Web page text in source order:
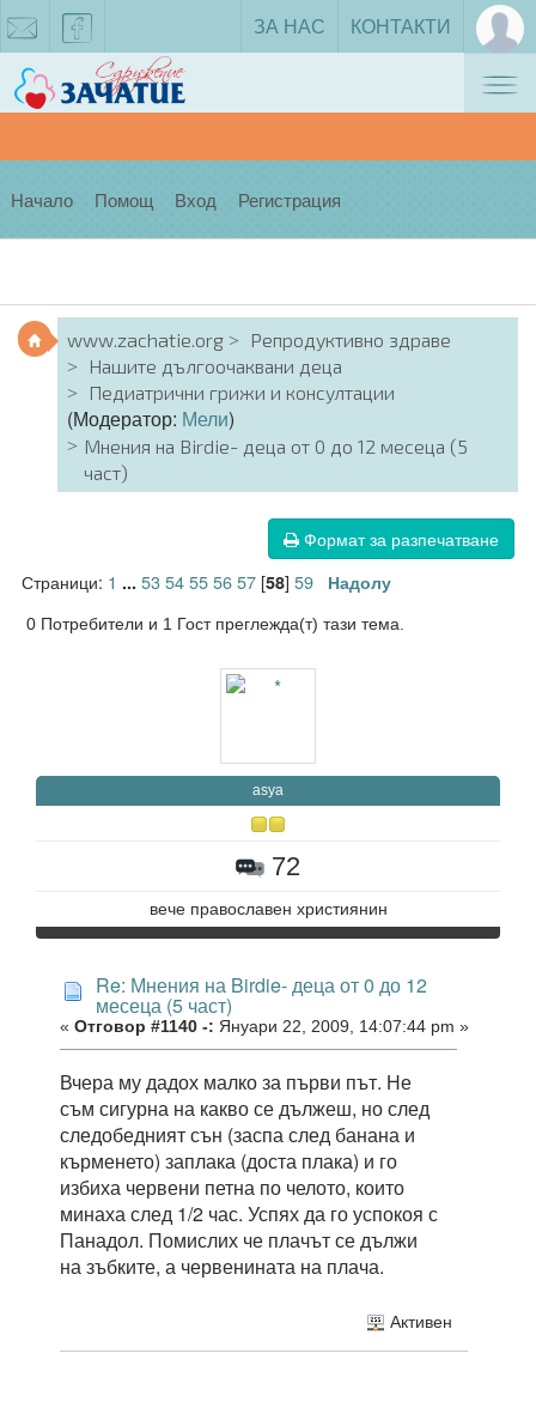
facebook
ЗА НАС КОНТАКТИ
Начало Помощ Вход Регистрация
www.zachatie.org
Репродуктивно здраве
Нашите дългоочаквани деца
Педиатрични грижи и консултации
(Модератор: Мели)
Мнения на Birdie- деца от 0 до 12 месеца (5
част)
Формат за разпечатване
Страници: 1 ... 5354555657[58] 59 Надолу
0 Потребители и 1 Гост преглежда(т) тази тема.
asya
72
вече православен християнин
Re: Мнения на Birdie- деца от 0 до 12
месеца (5 част)
« Отговор #1140 -: Януари 22, 2009, 14:07:44 pm »
Вчера му дадох малко за първи път. Не
съм сигурна на какво се дължеш, но след
следобедният сън (заспа след банана и
кърменето) заплака (доста плака) и го
избиха червени петна по челото, които
минаха след 1/2 час. Успях да го успокоя с
Панадол. Помислих че плачът се дължи
на зъбките, а червенината на плача.
Активен